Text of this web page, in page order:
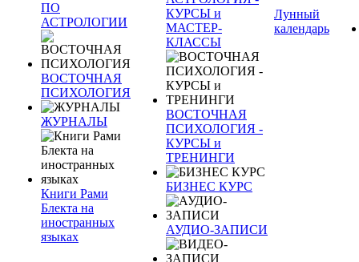
ПО
АСТРОЛОГИИ
ВОСТОЧНАЯ
ПСИХОЛОГИЯ
ЖУРНАЛЫ
Книги Рами
Блекта на
иностранных
языках
КУРСЫ и
МАСТЕР-
КЛАССЫ
ВОСТОЧНАЯ
ПСИХОЛОГИЯ -
КУРСЫ и
ТРЕНИНГИ
БИЗНЕС КУРС
АУДИО-ЗАПИСИ
Лунный
календарь